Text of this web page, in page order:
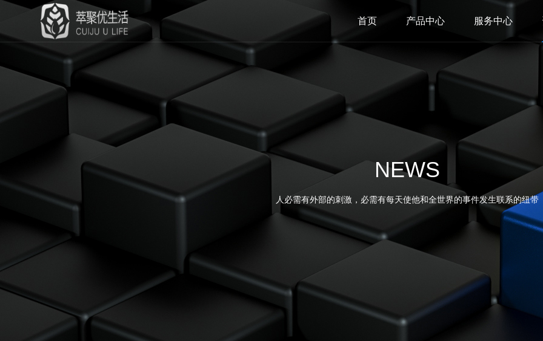
首页 产品中心 服务中心
NEWS
人必需有外部的刺激，必需有每天使他和全世界的事件发生联系的纽带